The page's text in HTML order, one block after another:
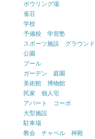
ボウリング場
雀荘
学校
予備校 学習塾
スポーツ施設 グラウンド
公園
プール
ガーデン 庭園
美術館 博物館
民家 個人宅
アパート コーポ
大型施設
駐車場
教会 チャペル 神殿